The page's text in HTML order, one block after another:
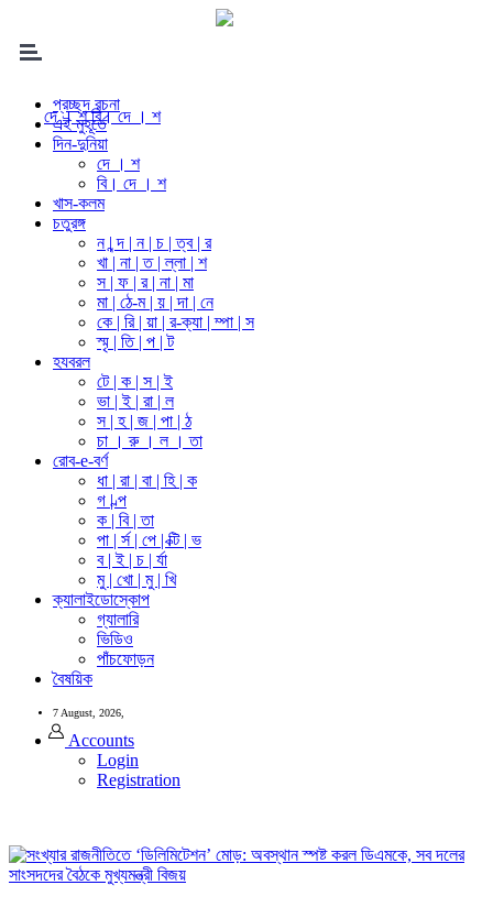
প্রচ্ছদ রচনা
এই মুহূর্তে
দিন-দুনিয়া
দে । শ
বি। দে । শ
খাস-কলম
চতুরঙ্গ
ন | ন্দ | ন | চ | ত্ব | র
খা | না | ত | ল্লা | শ
স | ফ | র | না | মা
মা | ঠে-ম | য় | দা | নে
কে | রি | য়া | র-ক্যা | ম্পা | স
স্মৃ | তি | প | ট
হযবরল
টে | ক | স | ই
ভা | ই | রা | ল
স | হ | জ | পা | ঠ
চা । রু । ল । তা
রোব-e-বর্ণ
ধা | রা | বা | হি | ক
গ | ল্প
ক | বি | তা
পা | র্স | পে | ক্টি | ভ
ব | ই | চ | র্যা
মু | খো | মু | খি
ক্যালাইডোস্কোপ
গ্যালারি
ভিডিও
পাঁচফোড়ন
বৈষয়িক
7 August, 2026,
Accounts
Login
Registration
দে । শ বি। দে । শ